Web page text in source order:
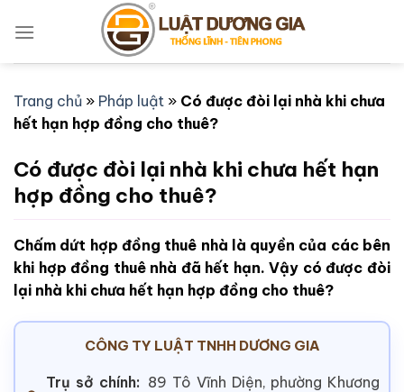
qua
Trang chủ » Pháp luật » Có được đòi lại nhà khi chưa
hết hạn hợp đồng cho thuê?
Có được đòi lại nhà khi chưa hết hạn
hợp đồng cho thuê?
Chấm dứt hợp đồng thuê nhà là quyền của các bên
khi hợp đồng thuê nhà đã hết hạn. Vậy có được đòi
lại nhà khi chưa hết hạn hợp đồng cho thuê?
CÔNG TY LUẬT TNHH DƯƠNG GIA
Trụ sở chính: 89 Tô Vĩnh Diện, phường Khương